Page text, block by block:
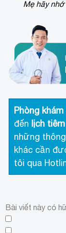
Mẹ hãy
Phòng
đến lịch
những
khác cần
tôi qua
Bài viết này có